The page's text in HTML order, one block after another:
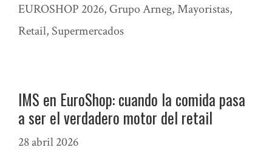
EUROSHOP 2026, Grupo Arneg,Mayoristas,
Retail, Supermercados
IMS en EuroShop: cuando la comida pasa
a ser el verdadero motor del retail
28 abril 2026